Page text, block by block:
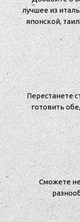
лучшее из
японской,
Перестанете
готовить
Сможете